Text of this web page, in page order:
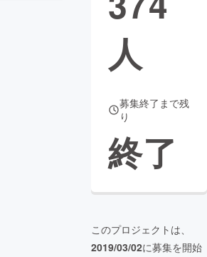
人
募集終了まで残
り
終了
このプロジェクトは、
2019/03/02に募集を開始